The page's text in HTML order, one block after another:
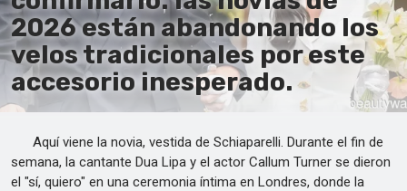
It
De
2026 están abandonando los
velos tradicionales por este
accesorio inesperado.
Aquí viene la novia, vestida de Schiaparelli. Durante el fin de
semana, la cantante Dua Lipa y el actor Callum Turner se dieron
el "sí, quiero" en una ceremonia íntima en Londres, donde la